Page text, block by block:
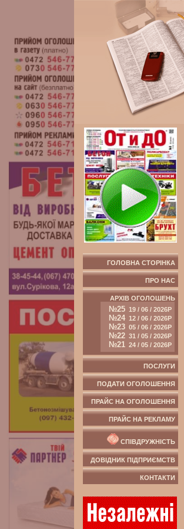
ГОЛОВНА СТОРІНКА
ПРО НАС
АРХІВ ОГОЛОШЕНЬ
№25 19 / 06 / 2026Р
№24 12 / 06 / 2026Р
№23 05 / 06 / 2026Р
№22 31 / 05 / 2026Р
№21 24 / 05 / 2026Р
ПОСЛУГИ
ПОДАТИ ОГОЛОШЕННЯ
ПРАЙС НА ОГОЛОШЕННЯ
ПРАЙС НА РЕКЛАМУ
СПІВДРУЖНІСТЬ
ДОВІДНИК ПІДПРИЄМСТВ
КОНТАКТИ